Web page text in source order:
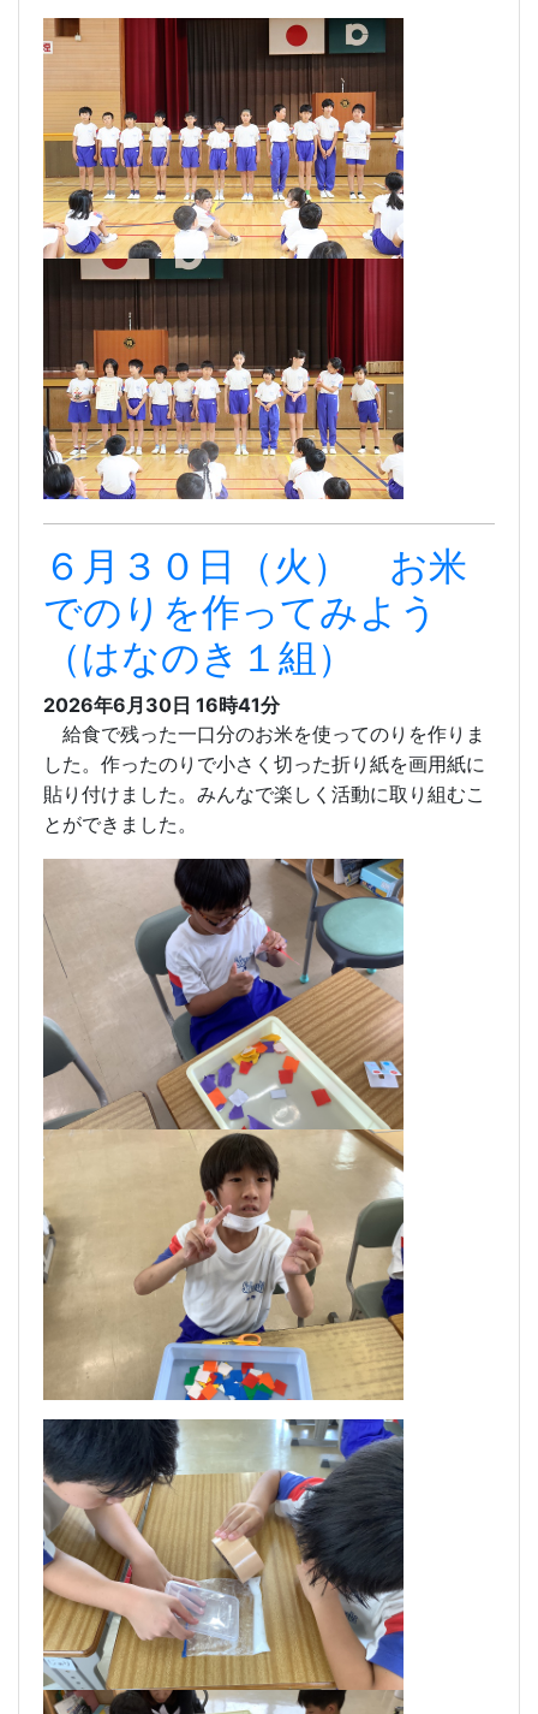
６月３０日（火） お米
でのりを作ってみよう
（はなのき１組）
2026年6月30日 16時41分
給食で残った一口分のお米を使ってのりを作りま
した。作ったのりで小さく切った折り紙を画用紙に
貼り付けました。みんなで楽しく活動に取り組むこ
とができました。